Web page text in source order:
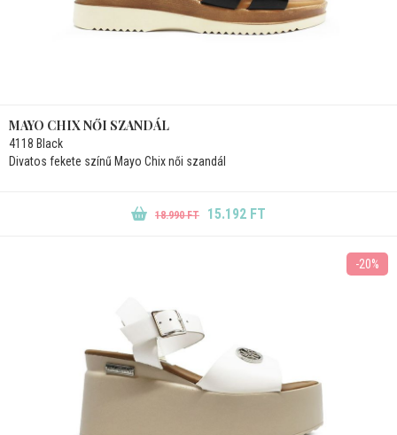
MAYO CHIX NŐI SZANDÁL
4118 Black
Divatos fekete színű Mayo Chix női szandál
18.990 FT 15.192 FT
-20%